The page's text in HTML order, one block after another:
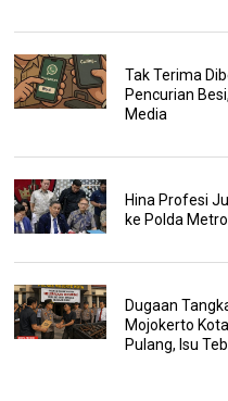
Tak Terima
Pencurian
Media
Hina Profesi
ke Polda
Dugaan
Mojokerto
Pulang, Isu